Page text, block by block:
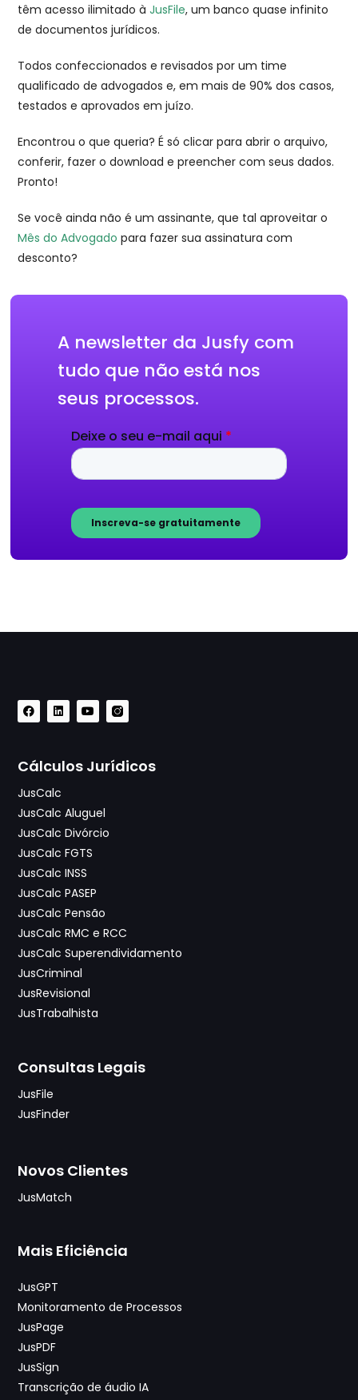
têm acesso ilimitado àJusFile, um banco quase infinito
de documentos jurídicos.
Todos confeccionados e revisados por um time
qualificado de advogados e, em mais de 90% dos casos,
testados e aprovados em juízo.
Encontrou o que queria? É só clicar para abrir o arquivo,
conferir, fazer o download e preencher com seus dados.
Pronto!
Se você ainda não é um assinante, que tal aproveitar o
Mês do Advogado para fazer sua assinatura com
desconto?
A newsletter da Jusfy com
tudo que não está nos
seus processos.
Cálculos Jurídicos
JusCalc
JusCalc Aluguel
JusCalc Divórcio
JusCalc FGTS
JusCalc INSS
JusCalc PASEP
JusCalc Pensão
JusCalc RMC e RCC
JusCalc Superendividamento
JusCriminal
JusRevisional
JusTrabalhista
Consultas Legais
JusFile
JusFinder
Novos Clientes
JusMatch
Mais Eficiência
JusGPT
Monitoramento de Processos
JusPage
JusPDF
JusSign
Transcrição de áudio IA